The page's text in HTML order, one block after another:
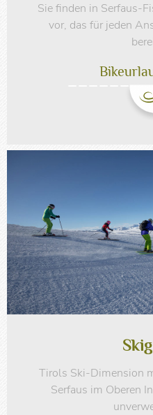
Sie finden in Serfaus-
vor, das für jeden
Tirols Ski-Dimension
Serfaus im Oberen